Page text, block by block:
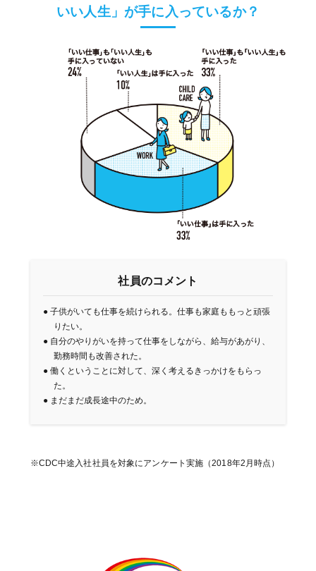
いい人生」が手に入っているか？
社員のコメント
●子供がいても仕事を続けられる。仕事も家庭ももっと頑張
りたい。
● 自分のやりがいを持って仕事をしながら、給与があがり、
勤務時間も改善された。
●働くということに対して、深く考えるきっかけをもらっ
た。
● まだまだ成長途中のため。
※CDC中途入社社員を対象にアンケート実施（2018年2月時点）